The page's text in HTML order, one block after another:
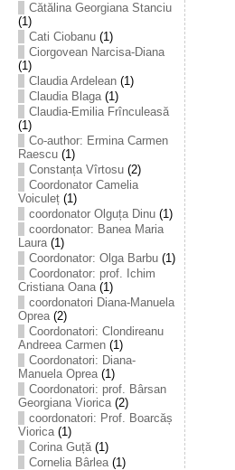
Cătălina Georgiana Stanciu
(1)
Cati Ciobanu(1)
Ciorgovean Narcisa-Diana
(1)
Claudia Ardelean(1)
Claudia Blaga(1)
Claudia-Emilia Frînculeasă
(1)
Co-author: Ermina Carmen
Raescu(1)
Constanța Vîrtosu(2)
Coordonator Camelia
Voiculeț(1)
coordonator Olguța Dinu(1)
coordonator: Banea Maria
Laura(1)
Coordonator: Olga Barbu(1)
Coordonator: prof. Ichim
Cristiana Oana(1)
coordonatori Diana-Manuela
Oprea(2)
Coordonatori: Clondireanu
Andreea Carmen(1)
Coordonatori: Diana-
Manuela Oprea(1)
Coordonatori: prof. Bârsan
Georgiana Viorica(2)
coordonatori: Prof. Boarcăș
Viorica(1)
Corina Guță(1)
Cornelia Bârlea(1)